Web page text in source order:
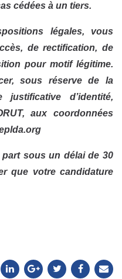
cédées à un tiers.
légales, vous
de rectification, de
pour motif légitime.
sous réserve de la
justificative d’identité,
aux coordonnées
sous un délai de 30
que votre candidature